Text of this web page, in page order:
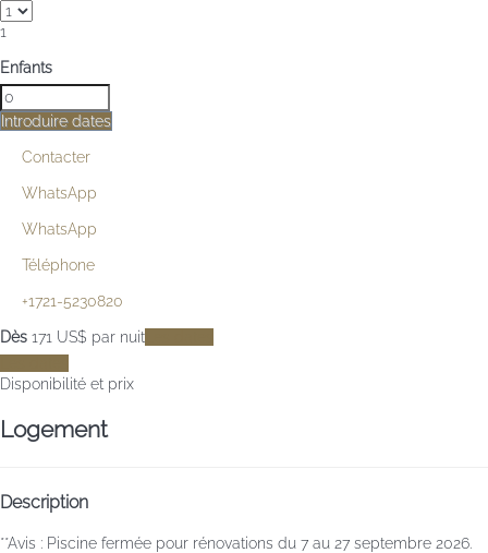
1
Enfants
Introduire dates
Contacter
WhatsApp
WhatsApp
Téléphone
+1721-5230820
Dès 171 US$ par nuit
Disponibilité et prix
Logement
Description
**Avis : Piscine fermée pour rénovations du 7 au 27 septembre 2026.